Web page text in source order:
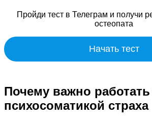
Пройди тест в Телеграм и получи
остеопата
Начать тест
Почему важно работать
психосоматикой страха